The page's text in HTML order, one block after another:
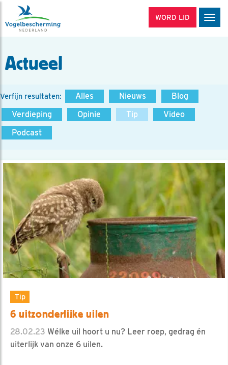
WORD LID
Actueel
Verfijn resultaten: Alles Nieuws
Blog
Verdieping
Opinie Tip
Video
Podcast
Tip
6 uitzonderlijke uilen
28.02.23 Wélke uil hoort u nu? Leer roep, gedrag én
uiterlijk van onze 6 uilen.